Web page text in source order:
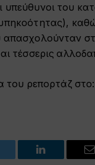
υπεύθυνοι του
απασχολούνταν
τέσσερις
του ρεπορτάζ στο:
LinkedIn